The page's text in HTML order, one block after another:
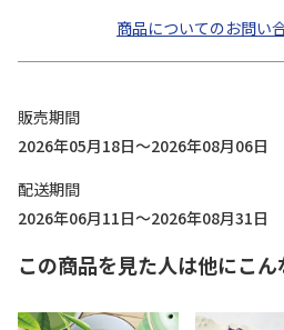
商品についてのお問い
販売期間
2026年05月18日～2026年08月06日
配送期間
2026年06月11日～2026年08月31日
この商品を見た人は他にこ